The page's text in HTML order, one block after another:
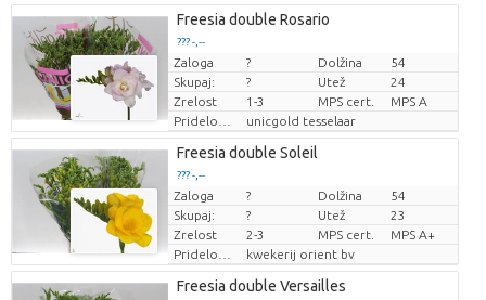
Freesia double Rosario
??? -,--
Cena za kos
Zaloga ? Dolžina
54
Skupaj:
? Utež
24
Zrelost
1-3 MPS cert.
MPS A
unicgold tesselaar
Freesia double Soleil
??? -,--
Cena za kos
Zaloga ? Dolžina
54
Skupaj:
? Utež
23
Zrelost
2-3 MPS cert.
MPS A+
kwekerij orient bv
Freesia double Versailles